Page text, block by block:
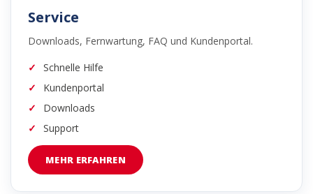
Service
Downloads, Fernwartung, FAQ und Kundenportal.
Schnelle Hilfe
Kundenportal
Downloads
Support
MEHR ERFAHREN